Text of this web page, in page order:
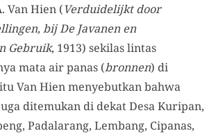
Van Hien (Verduidelijkt door
bij De Javanen en
Gebruik, 1913) sekilas lintas
mata air panas (bronnen) di
Van Hien menyebutkan bahwa
ditemukan di dekat Desa Kuripan,
Padalarang, Lembang, Cipanas,